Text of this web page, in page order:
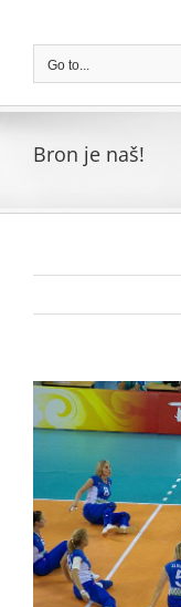
contentGo to...
Bron je naš!
View
Larger